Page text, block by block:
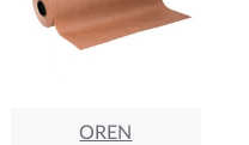
OREN